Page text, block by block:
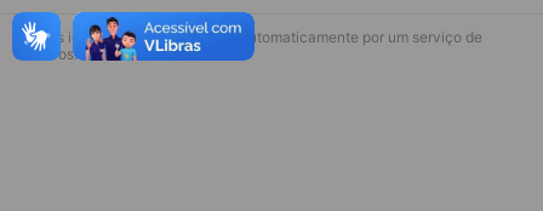
Página indisponível
Desculpe, algo deu errado. Faça login
* Esses idiomas serão traduzidos automaticamente por um serviço de
terceiros.